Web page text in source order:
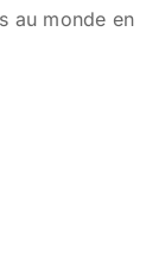
au monde en